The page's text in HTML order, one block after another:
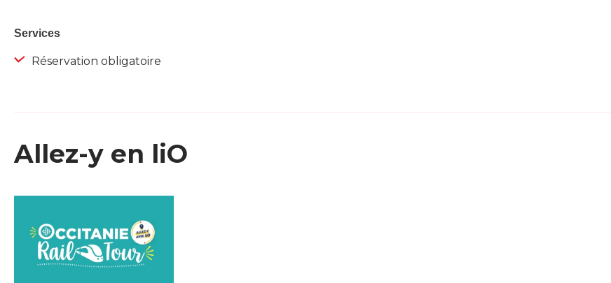
Services
Réservation obligatoire
Allez-y en liO